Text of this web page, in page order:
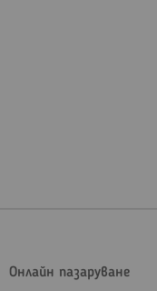
Онлайн пазаруване